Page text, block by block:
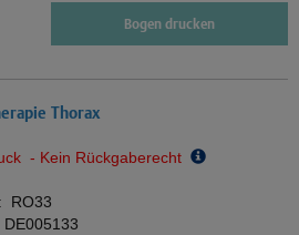
Bogen drucken
Thorax
- Kein Rückgaberecht
RO33
DE005133